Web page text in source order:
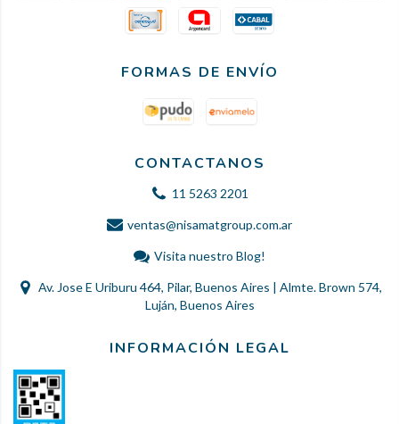
FORMAS DE ENVÍO
CONTACTANOS
11 5263 2201
ventas@nisamatgroup.com.ar
Visita nuestro Blog!
Av. Jose E Uriburu 464, Pilar, Buenos Aires | Almte. Brown 574,
Luján, Buenos Aires
INFORMACIÓN LEGAL